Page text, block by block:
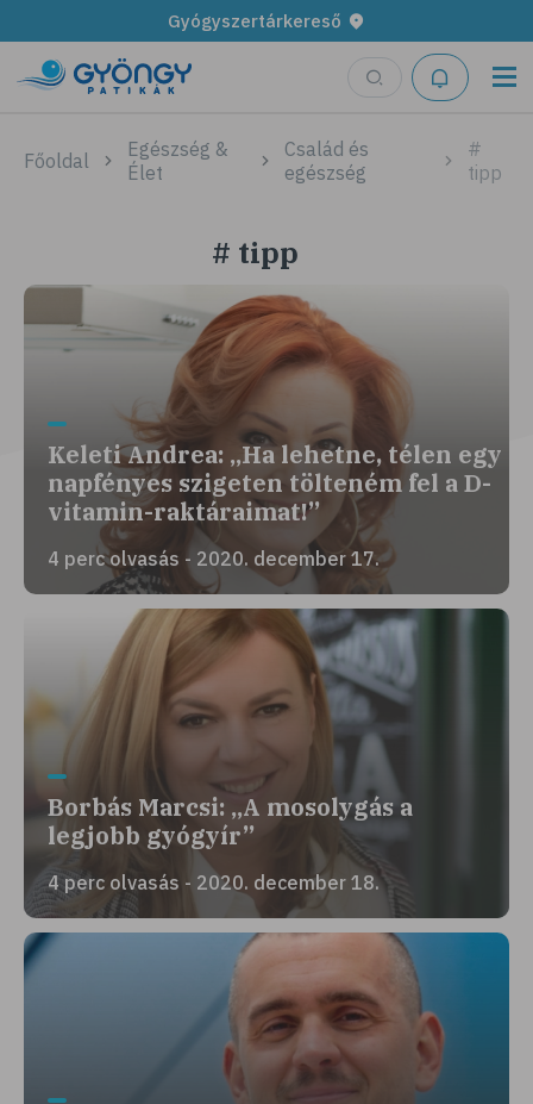
Gyógyszertárkereső
Főoldal
Egészség &
Élet
Család és
egészség
#
tipp
# tipp
Keleti Andrea: „Ha lehetne, télen egy
napfényes szigeten tölteném fel a D-
vitamin-raktáraimat!”
4 perc olvasás - 2020. december 17.
Borbás Marcsi: „A mosolygás a
legjobb gyógyír”
4 perc olvasás - 2020. december 18.